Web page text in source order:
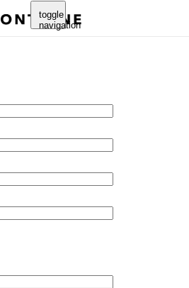
toggle
navigation